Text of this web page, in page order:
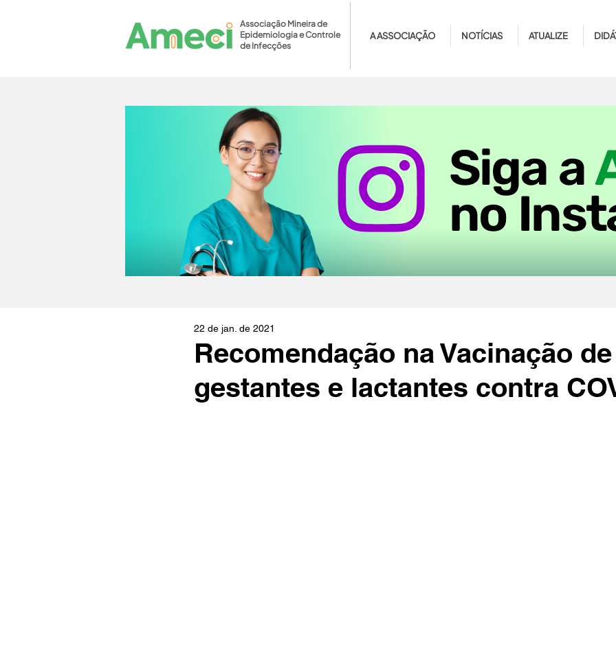
Associação Mineira de
Epidemiologia e Controle
de Infecções
A ASSOCIAÇÃO NOTÍCIAS ATUALIZE
Recomendação na Vacinação de
gestantes e lactantes contra
22 de jan. de 2021